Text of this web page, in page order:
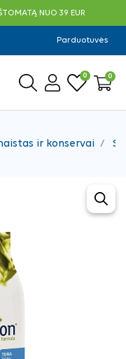
NUO 39 EUR
Parduotuvės
0 0
ir konservai